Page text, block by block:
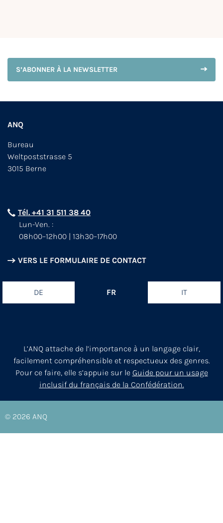
S’ABONNER À LA NEWSLETTER
ANQ
Bureau
Weltpoststrasse 5
3015 Berne
Tél. +41 31 511 38 40
Lun-Ven. :
08h00–12h00 | 13h30–17h00
VERS LE FORMULAIRE DE CONTACT
DE FR IT
L’ANQ attache de l’importance à un langage clair,
facilement compréhensible et respectueux des genres.
Pour ce faire, elle s’appuie sur le Guide pour un usage
inclusif du français de la Confédération.
© 2026 ANQ